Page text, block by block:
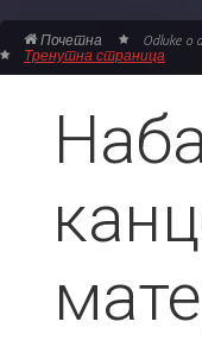
Почетна Odluke o
Тренутна страница